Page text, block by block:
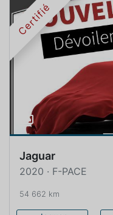
Certifié
Jaguar
2020 · F-PACE
54 662 km